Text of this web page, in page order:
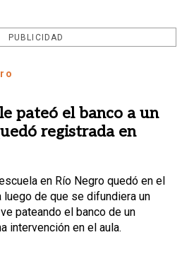
PUBLICIDAD
pateó el banco a un
registrada en
en Río Negro quedó en el
de que se difundiera un
pateando el banco de un
intervención en el aula.